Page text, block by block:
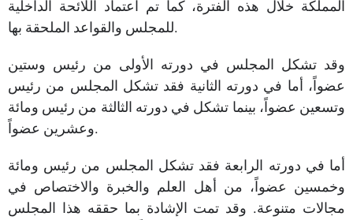
المملكة خلال هذه الفترة، كما تم اعتماد اللائحة الداخلية
للمجلس والقواعد الملحقة بها.
وقد تشكل المجلس في دورته الأولى من رئيس وستين
عضواً، أما في دورته الثانية فقد تشكل المجلس من رئيس
وتسعين عضواً، بينما تشكل في دورته الثالثة من رئيس ومائة
وعشرين عضواً.
أما في دورته الرابعة فقد تشكل المجلس من رئيس ومائة
وخمسين عضواً، من أهل العلم والخبرة والاختصاص في
مجالات متنوعة. وقد تمت الإشادة بما حققه هذا المجلس